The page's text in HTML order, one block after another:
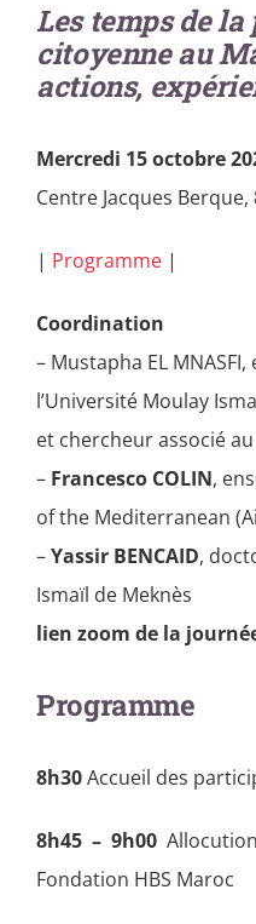
Les temps de
citoyenne au
actions,
Mercredi 15 octobre
Centre Jacques Berque,
| Programme|
Coordination
– Mustapha EL
l’Université Moulay
et chercheur associé au
– Francesco COLIN,
of the Mediterranean
–Yassir BENCAID,
Ismaïl de Meknès
lien zoom de la
Programme
8h30Accueil des
8h45 – 9h00
Fondation HBS Maroc